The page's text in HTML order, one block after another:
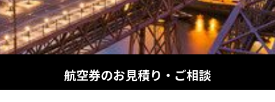
航空券のお見積り・ご相談